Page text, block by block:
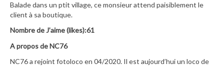
Balade dans un ptit village, ce monsieur attend paisiblement le
client à sa boutique.
Nombre de J’aime (likes):61
A propos de NC76
NC76 a rejoint fotoloco en 04/2020. Il est aujourd’hui un loco de